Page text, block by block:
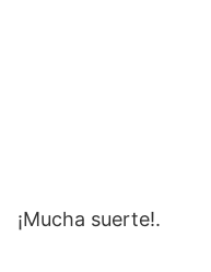
¡Mucha suerte!.